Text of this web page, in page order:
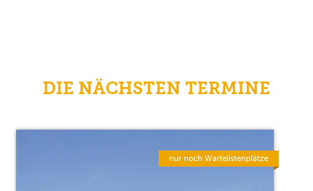
DIE NÄCHSTEN TERMINE
nur noch Wartelistenplätze